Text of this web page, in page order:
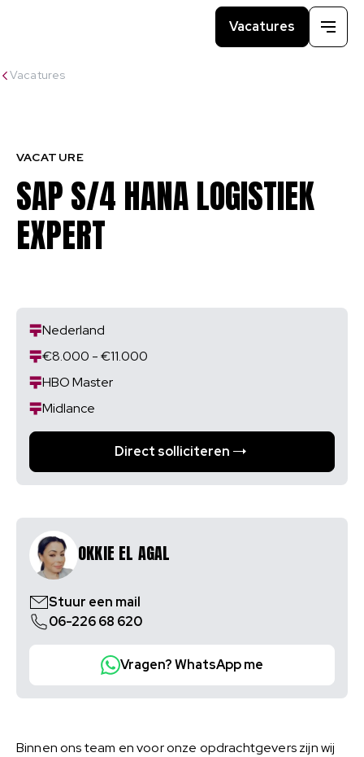
Vacatures
Menu
Vacatures
SAP S/4 HANA LOGISTIEK
EXPERT
VACATURE
Nederland
€8.000 - €11.000
HBO Master
Midlance
Direct solliciteren
OKKIE EL AGAL
Stuur een mail
06-226 68 620
Vragen? WhatsApp me
Binnen ons team en voor onze opdrachtgevers zijn wij